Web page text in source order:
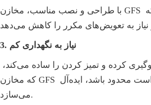
با طراحی و نصب مناسب، مخازن GFS سنتر انامل عمر مفیدی بیش از 30 سال را ارائه می‌دهند که
3. نیاز به نگهداری کم
که مخازن GFS را برای پروژه‌هایی که منابع نگهداری مداوم ممکن است محدود باشد، ایده‌آل
می‌سازد.